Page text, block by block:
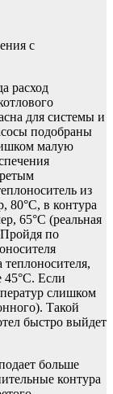
с
расход
для системы и
подобраны
малую
из
80°C, в контура
65°C (реальная
Пройдя по
теплоносителя,
45°C. Если
слишком
Такой
быстро выйдет
больше
контура